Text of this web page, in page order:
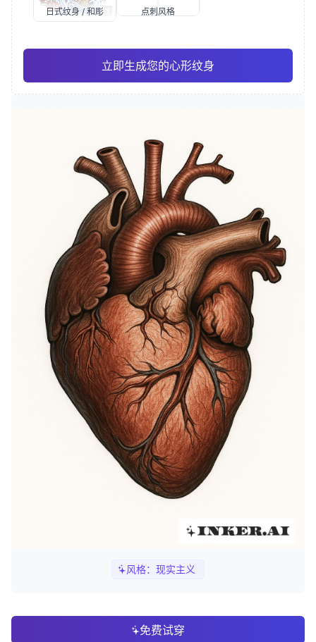
风格： 现实主义
日式纹身 / 和彫 点刺风格
立即生成您的心形纹身
免费试穿